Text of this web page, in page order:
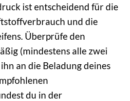
ist entscheidend für die
und die
Überprüfe den
(mindestens alle zwei
an die Beladung deines
du in der